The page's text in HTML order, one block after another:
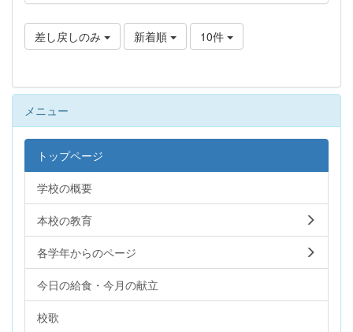
差し戻しのみ 新着順 10件
メニュー
トップページ
学校の概要
本校の教育
各学年からのページ
今日の給食・今月の献立
校歌